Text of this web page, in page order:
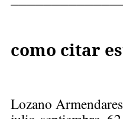
como citar
Lozano